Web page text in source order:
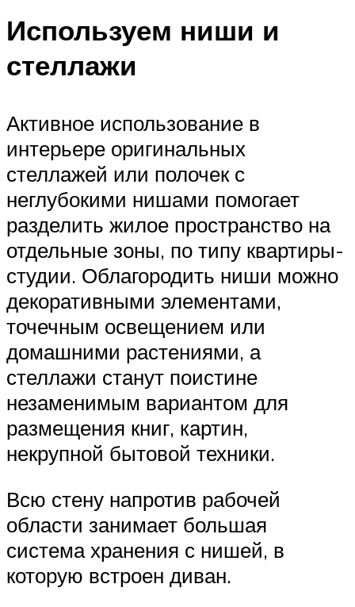
Используем ниши и
стеллажи
Активное использование в
интерьере оригинальных
стеллажей или полочек с
неглубокими нишами помогает
разделить жилое пространство на
отдельные зоны, по типу квартиры-
студии. Облагородить ниши можно
декоративными элементами,
точечным освещением или
домашними растениями, а
стеллажи станут поистине
незаменимым вариантом для
размещения книг, картин,
некрупной бытовой техники.
Всю стену напротив рабочей
области занимает большая
система хранения с нишей, в
которую встроен диван.